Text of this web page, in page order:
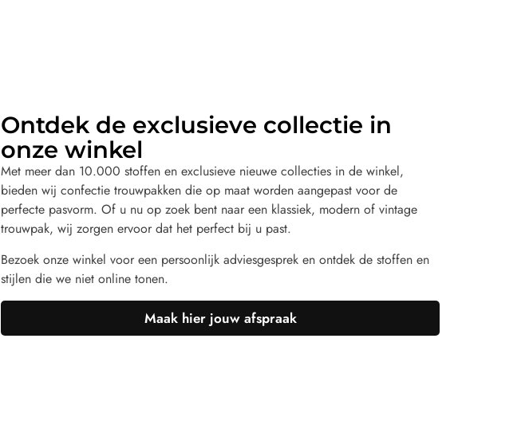
Ontdek de exclusieve collectie in
onze winkel
Met meer dan 10.000 stoffen en exclusieve nieuwe collecties in de winkel,
bieden wij confectie trouwpakken die op maat worden aangepast voor de
perfecte pasvorm. Of u nu op zoek bent naar een klassiek, modern of vintage
trouwpak, wij zorgen ervoor dat het perfect bij u past.
Bezoek onze winkel voor een persoonlijk adviesgesprek en ontdek de stoffen en
stijlen die we niet online tonen.
Maak hier jouw afspraak